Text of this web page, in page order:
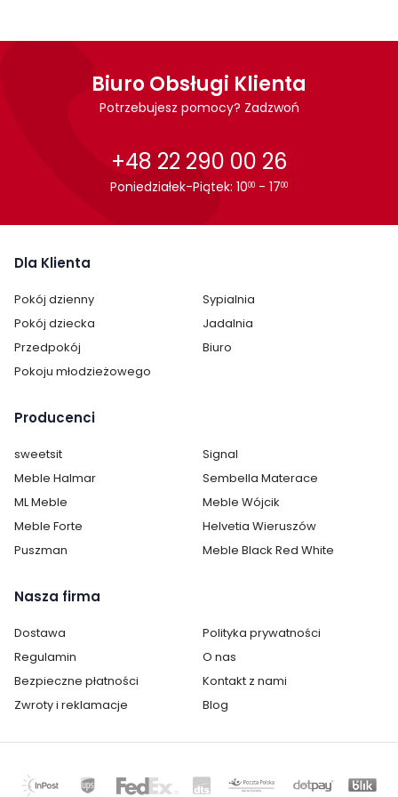
Biuro Obsługi Klienta
Potrzebujesz pomocy? Zadzwoń
+48 22 290 00 26
Poniedziałek-Piątek: 1000 - 1700
Dla Klienta
Pokój dzienny
Sypialnia
Pokój dziecka
Jadalnia
Przedpokój
Biuro
Pokoju młodzieżowego
Producenci
sweetsit
Signal
Meble Halmar
Sembella Materace
ML Meble
Meble Wójcik
Meble Forte
Helvetia Wieruszów
Puszman
Meble Black Red White
Nasza firma
Dostawa
Polityka prywatności
Regulamin
O nas
Bezpieczne płatności
Kontakt z nami
Zwroty i reklamacje
Blog